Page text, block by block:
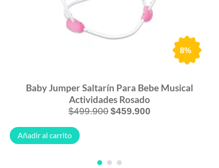
Pelotas Niño Niña Wow
$229.900$199.900
Añadir al carrito